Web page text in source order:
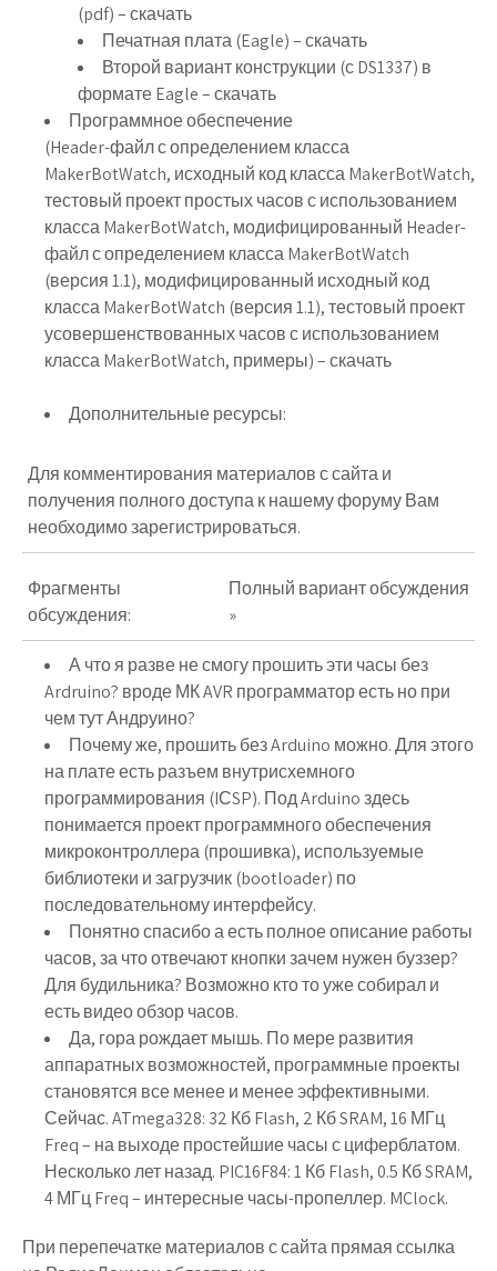
(pdf) – скачать
Печатная плата (Eagle) – скачать
Второй вариант конструкции (с DS1337) в
формате Eagle – скачать
Программное обеспечение
(Header-файл с определением класса
MakerBotWatch, исходный код класса MakerBotWatch,
тестовый проект простых часов с использованием
класса MakerBotWatch, модифицированный Header-
файл с определением класса MakerBotWatch
(версия 1.1), модифицированный исходный код
класса MakerBotWatch (версия 1.1), тестовый проект
усовершенствованных часов с использованием
класса MakerBotWatch, примеры) – скачать
Дополнительные ресурсы:
Для комментирования материалов с сайта и
получения полного доступа к нашему форуму Вам
необходимозарегистрироваться.
Фрагменты
обсуждения:
Полный вариант обсуждения
»
А что я разве не смогу прошить эти часы без
Ardruino? вроде МК AVR программатор есть но при
чем тут Андруино?
Почему же, прошить без Arduino можно. Для этого
на плате есть разъем внутрисхемного
программирования (IСSP). Под Arduino здесь
понимается проект программного обеспечения
микроконтроллера (прошивка), используемые
библиотеки и загрузчик (bootloader) по
последовательному интерфейсу.
Понятно спасибо а есть полное описание работы
часов, за что отвечают кнопки зачем нужен буззер?
Для будильника? Возможно кто то уже собирал и
есть видео обзор часов.
Да, гора рождает мышь. По мере развития
аппаратных возможностей, программные проекты
становятся все менее и менее эффективными.
Сейчас. ATmega328: 32 Кб Flash, 2 Кб SRAM, 16 МГц
Freq – на выходе простейшие часы с циферблатом.
Несколько лет назад. PIC16F84: 1 Кб Flash, 0.5 Кб SRAM,
4 МГц Freq – интересные часы-пропеллер. MClock.
При перепечатке материалов с сайтапрямаяссылка